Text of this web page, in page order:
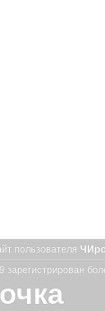
пользователя
зарегистрирован